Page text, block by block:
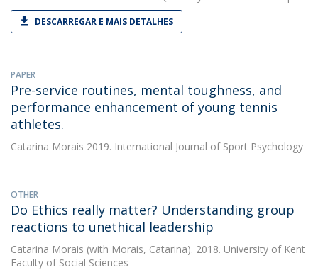
DESCARREGAR E MAIS DETALHES
PAPER
Pre-service routines, mental toughness, and
performance enhancement of young tennis
athletes.
Catarina Morais 2019. International Journal of Sport Psychology
OTHER
Do Ethics really matter? Understanding group
reactions to unethical leadership
Catarina Morais (with Morais, Catarina). 2018. University of Kent
Faculty of Social Sciences